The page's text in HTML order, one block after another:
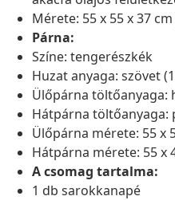
Mérete: 55 x 55 x 37
Párna:
Színe: tengerészkék
Huzat anyaga: szövet
Ülőpárna töltőanyaga:
Hátpárna töltőanyaga:
Ülőpárna mérete: 55 x
Hátpárna mérete: 55 x
A csomag tartalma:
1 db sarokkanapé